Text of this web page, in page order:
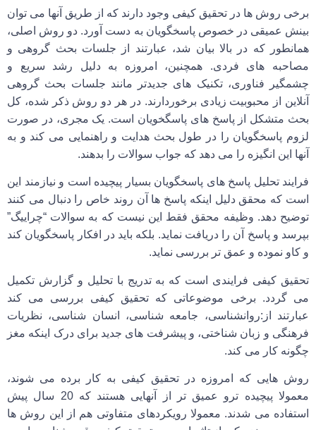
برخی روش ها در تحقیق کیفی وجود دارند که از طریق آنها می توان
بینش عمیقی در خصوص پاسخگویان به دست آورد. دو روش اصلی،
همانطور که در بالا بیان شد، عبارتند از جلسات بحث گروهی و
مصاحبه های فردی. همچنین، امروزه به دلیل رشد سریع و
چشمگیر فناوری، تکنیک های جدیدتر مانند جلسات بحث گروهی
آنلاین از محبوبیت زیادی برخوردارند. در هر دو روش ذکر شده، کل
بحث متشکل از پاسخ های پاسگخویان است. یک مجری، در صورت
لزوم پاسخگویان را در طول بحث هدایت و راهنمایی می کند و به
آنها این انگیزه را می دهد که جواب سوالات را بدهند.
فرایند تحلیل پاسخ های پاسخگویان بسیار پیچیده است و نیازمند این
است که محقق دلیل اینکه پاسخ ها آن روند خاص را دنبال می کنند
توضیح دهد. وظیفه محقق فقط این نیست که به سوالات “چراییگ”
بپرسد و پاسخ آن را دریافت نماید. بلکه باید در افکار پاسخگویان کند
و کاو نموده و عمق تر بررسی نماید.
تحقیق کیفی فرایندی است که به تدریج با تحلیل و گزارش تکمیل
می گردد. برخی موضوعاتی که تحقیق کیفی بررسی می کند
عبارتند از:روانشناسی، جامعه شناسی، انسان شناسی، نظریات
فرهنگی و زبان شناختی، و پیشرفت های جدید برای درک اینکه مغز
چگونه کار می کند.
روش هایی که امروزه در تحقیق کیفی به کار برده می شوند،
معمولا پیچیده ترو عمیق تر از آنهایی هستند که 20 سال پیش
استفاده می شدند. معمولا رویکردهای متفاوتی هم از این روش ها